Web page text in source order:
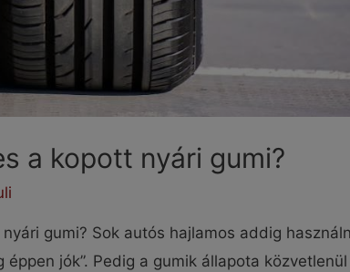
a kopott nyári gumi?
gumi? Sok autós hajlamos addig
éppen jók”. Pedig a gumik állapota közvetlenül